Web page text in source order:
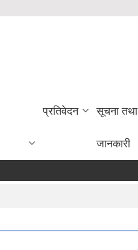
प्रतिवेदन सूचना तथा
जानकारी